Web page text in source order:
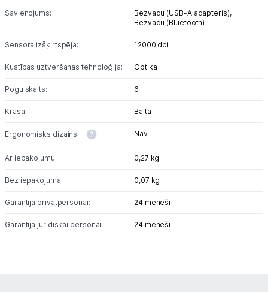
Savienojums:
Bezvadu (USB-A adapteris),
Bezvadu (Bluetooth)
Sensora izšķirtspēja: 12000 dpi
Kustības uztveršanas tehnoloģija: Optika
Pogu skaits: 6
Krāsa: Balta
Ergonomisks dizains: Nav
Ar iepakojumu: 0,27 kg
Bez iepakojuma: 0,07 kg
Garantija privātpersonai: 24 mēneši
Garantija juridiskai personai: 24 mēneši